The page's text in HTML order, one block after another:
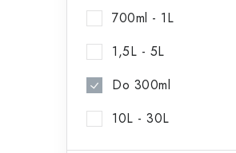
700ml - 1L
1,5L - 5L
Do 300ml
10L - 30L